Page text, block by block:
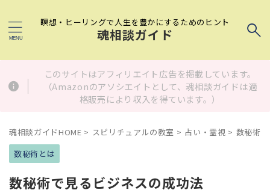
瞑想・ヒーリングで人生を豊かにするためのヒント
魂相談ガイド
このサイトはアフィリエイト広告を掲載しています。
（Amazonのアソシエイトとして、魂相談ガイドは適
格販売により収入を得ています。）
魂相談ガイドHOME > スピリチュアルの教室 > 占い・霊視 > 数秘術
数秘術とは
数秘術で見るビジネスの成功法